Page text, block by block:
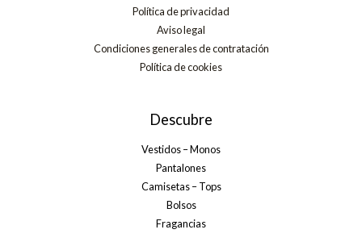
Política de privacidad
Aviso legal
Condiciones generales de contratación
Política de cookies
Descubre
Vestidos – Monos
Pantalones
Camisetas – Tops
Bolsos
Fragancias